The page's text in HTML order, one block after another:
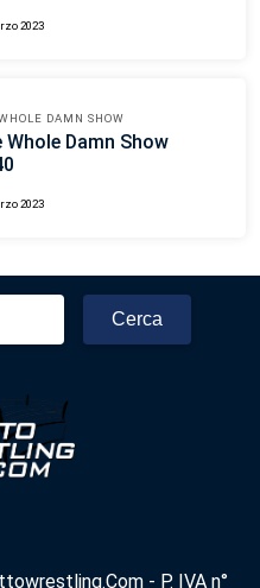
2023
DAMN SHOW
Whole Damn Show
2023
- P. IVA n°